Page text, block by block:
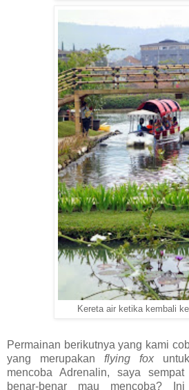
Kereta air ketika kembali
Permainan berikutnya yang kami
yang merupakan flying fox
mencoba Adrenalin, saya
benar-benar mau mencoba?